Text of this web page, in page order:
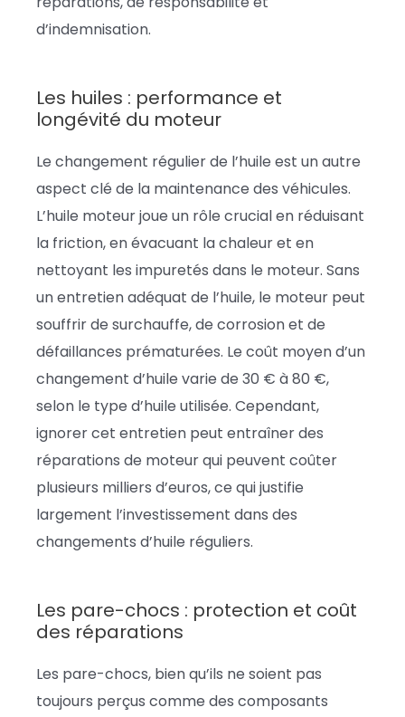
d’indemnisation.
Les huiles : performance et
longévité du moteur
Le changement régulier de l’huile est un autre
aspect clé de la maintenance des véhicules.
L’huile moteur joue un rôle crucial en réduisant
la friction, en évacuant la chaleur et en
nettoyant les impuretés dans le moteur. Sans
un entretien adéquat de l’huile, le moteur peut
souffrir de surchauffe, de corrosion et de
défaillances prématurées. Le coût moyen d’un
changement d’huile varie de 30 € à 80 €,
selon le type d’huile utilisée. Cependant,
ignorer cet entretien peut entraîner des
réparations de moteur qui peuvent coûter
plusieurs milliers d’euros, ce qui justifie
largement l’investissement dans des
changements d’huile réguliers.
Les pare-chocs : protection et coût
des réparations
Les pare-chocs, bien qu’ils ne soient pas
toujours perçus comme des composants